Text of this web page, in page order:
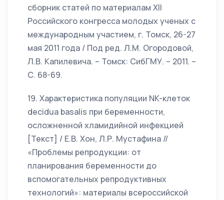
сборник статей по материалам ХII
Российского конгресса молодых ученых с
международным участием, г. Томск, 26-27
мая 2011 года / Под ред. Л.М. Огородовой,
Л.В. Капилевича. – Томск: СибГМУ. – 2011. –
С. 68-69.
19. Характеристика популяции NK-клеток
decidua basalis при беременности,
осложненной хламидийной инфекцией
[Текст] / Е.В. Хон, Л.Р. Мустафина //
«Проблемы репродукции: от
планирования беременности до
вспомогательных репродуктивных
технологий»: материалы всероссийской